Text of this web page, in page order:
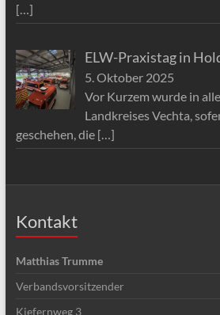
[…]
ELW-Praxistag in
5. Oktober 2025
Vor Kurzem wurde in
Landkreises Vechta,
geschehen, die […]
Kontakt
Matthias Trumme
Verbandsvorsitzender
Kiefernweg 3